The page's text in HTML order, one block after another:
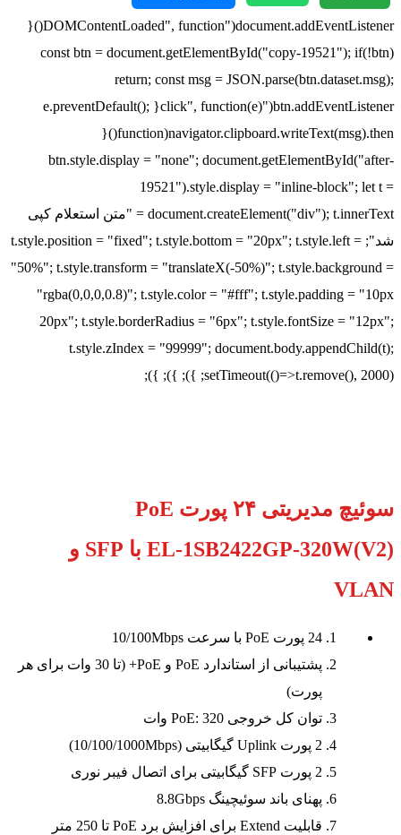
document.addEventListener("DOMContentLoaded", function(){
const btn = document.getElementById("copy-19521"); if(!btn)
return; const msg = JSON.parse(btn.dataset.msg);
btn.addEventListener("click", function(e){ e.preventDefault();
navigator.clipboard.writeText(msg).then(function(){
btn.style.display = "none"; document.getElementById("after-
19521").style.display = "inline-block"; let t =
document.createElement("div"); t.innerText = "متن استعلام کپی
شد"; t.style.position = "fixed"; t.style.bottom = "20px"; t.style.left =
"50%"; t.style.transform = "translateX(-50%)"; t.style.background =
"rgba(0,0,0,0.8)"; t.style.color = "#fff"; t.style.padding = "10px
20px"; t.style.borderRadius = "6px"; t.style.fontSize = "12px";
t.style.zIndex = "99999"; document.body.appendChild(t);
setTimeout(()=>t.remove(), 2000); }); }); });
سوئیچ مدیریتی ۲۴ پورت PoE
EL‑1SB2422GP‑320W(V2) با SFP و
VLAN
24 پورت PoE با سرعت 10/100Mbps
پشتیبانی از استاندارد PoE و PoE+ (تا 30 وات برای هر
پورت)
توان کل خروجی PoE: 320 وات
2 پورت Uplink گیگابیتی (10/100/1000Mbps)
2 پورت SFP گیگابیتی برای اتصال فیبر نوری
پهنای باند سوئیچینگ 8.8Gbps
قابلیت Extend برای افزایش برد PoE تا 250 متر